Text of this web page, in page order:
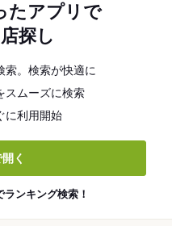
たアプリで
探し
索。検索が快適に
スムーズに検索
に利用開始
く
ンキング検索！